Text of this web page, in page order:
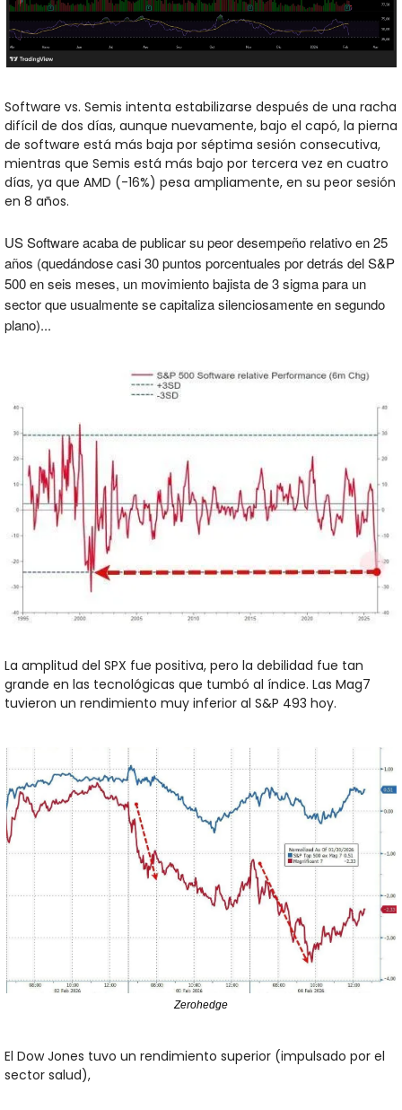
Software vs. Semis intenta estabilizarse después de una racha
difícil de dos días, aunque nuevamente, bajo el capó, la pierna
de software está más baja por séptima sesión consecutiva,
mientras que Semis está más bajo por tercera vez en cuatro
días, ya que AMD (-16%) pesa ampliamente, en su peor sesión
en 8 años.
US Software acaba de publicar su peor desempeño relativo en 25
años (quedándose casi 30 puntos porcentuales por detrás del S&P
500 en seis meses, un movimiento bajista de 3 sigma para un
sector que usualmente se capitaliza silenciosamente en segundo
plano)...
La amplitud del SPX fue positiva, pero la debilidad fue tan
grande en las tecnológicas que tumbó al índice. Las Mag7
tuvieron un rendimiento muy inferior al S&P 493 hoy.
Zerohedge
El Dow Jones tuvo un rendimiento superior (impulsado por el
sector salud),